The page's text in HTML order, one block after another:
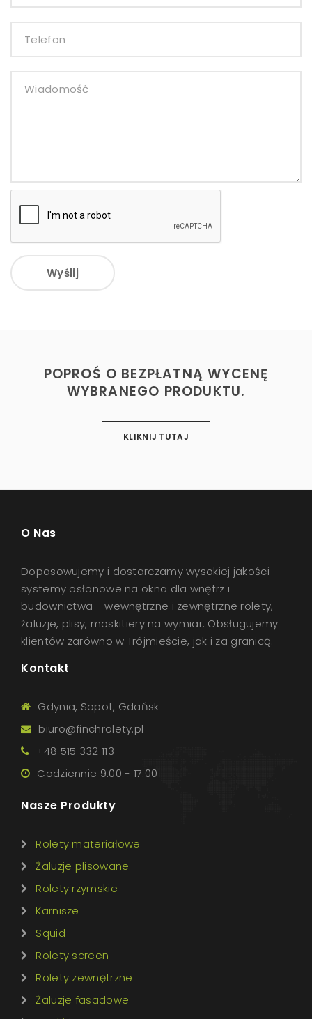
Wyślij
POPROŚ O BEZPŁATNĄ WYCENĘ
WYBRANEGO PRODUKTU.
KLIKNIJ TUTAJ
O Nas
Dopasowujemy i dostarczamy wysokiej jakości
systemy osłonowe na okna dla wnętrz i
budownictwa - wewnętrzne i zewnętrzne rolety,
żaluzje, plisy, moskitiery na wymiar. Obsługujemy
klientów zarówno w Trójmieście, jak i za granicą.
Kontakt
Gdynia, Sopot, Gdańsk
biuro@finchrolety.pl
+48 515 332 113
Codziennie 9:00 - 17:00
Nasze Produkty
Rolety materiałowe
Żaluzje plisowane
Rolety rzymskie
Karnisze
Squid
Rolety screen
Rolety zewnętrzne
Żaluzje fasadowe